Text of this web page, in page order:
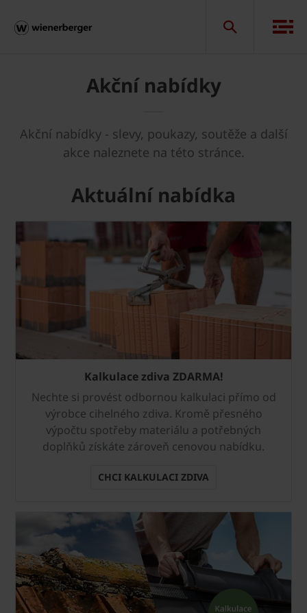
Akční nabídky
Akční nabídky - slevy, poukazy, soutěže a další
akce naleznete na této stránce.
Aktuální nabídka
Kalkulace zdiva ZDARMA!
Nechte si provést odbornou kalkulaci přímo od
výrobce cihelného zdiva. Kromě přesného
výpočtu spotřeby materiálu a potřebných
doplňků získáte zároveň cenovou nabídku.
CHCI KALKULACI ZDIVA